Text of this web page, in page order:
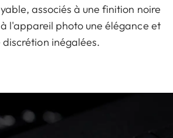
associés à une finition noire
l'appareil photo une élégance et
discrétion inégalées.